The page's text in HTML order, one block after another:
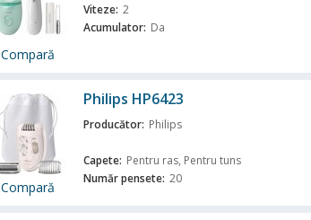
Compară
Viteze: 2
Acumulator: Da
Compară
Philips HP6423
Producător: Philips
Capete: Pentru ras, Pentru tuns
Număr pensete: 20